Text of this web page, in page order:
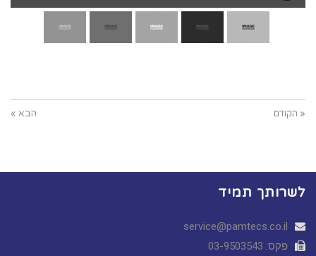
« הקודם הבא »
לשרותך תמיד
service@pamtecs.co.il
פקס: 03-9503543